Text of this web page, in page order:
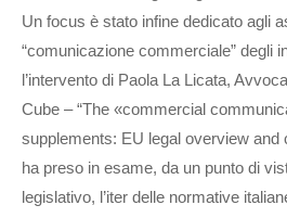
Un focus è stato infine dedicato agli
“comunicazione commerciale” degli
l’intervento di Paola La Licata,
Cube – “The «commercial
supplements: EU legal overview and
ha preso in esame, da un punto di
legislativo, l’iter delle normative